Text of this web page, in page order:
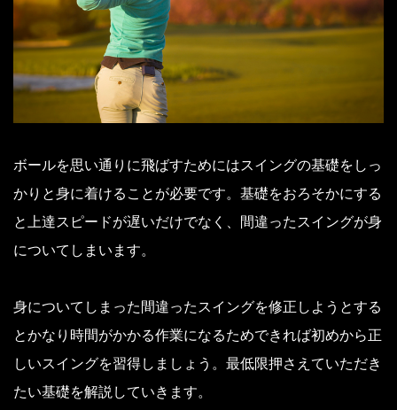
ボールを思い通りに飛ばすためにはスイングの基礎をしっ
かりと身に着けることが必要です。基礎をおろそかにする
と上達スピードが遅いだけでなく、間違ったスイングが身
についてしまいます。
身についてしまった間違ったスイングを修正しようとする
とかなり時間がかかる作業になるためできれば初めから正
しいスイングを習得しましょう。最低限押さえていただき
たい基礎を解説していきます。